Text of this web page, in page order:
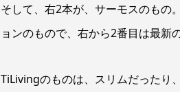
そして、右2本が、サーモスのもの
ョンのもので、右から2番目は最新
TiLivingのものは、スリムだったり